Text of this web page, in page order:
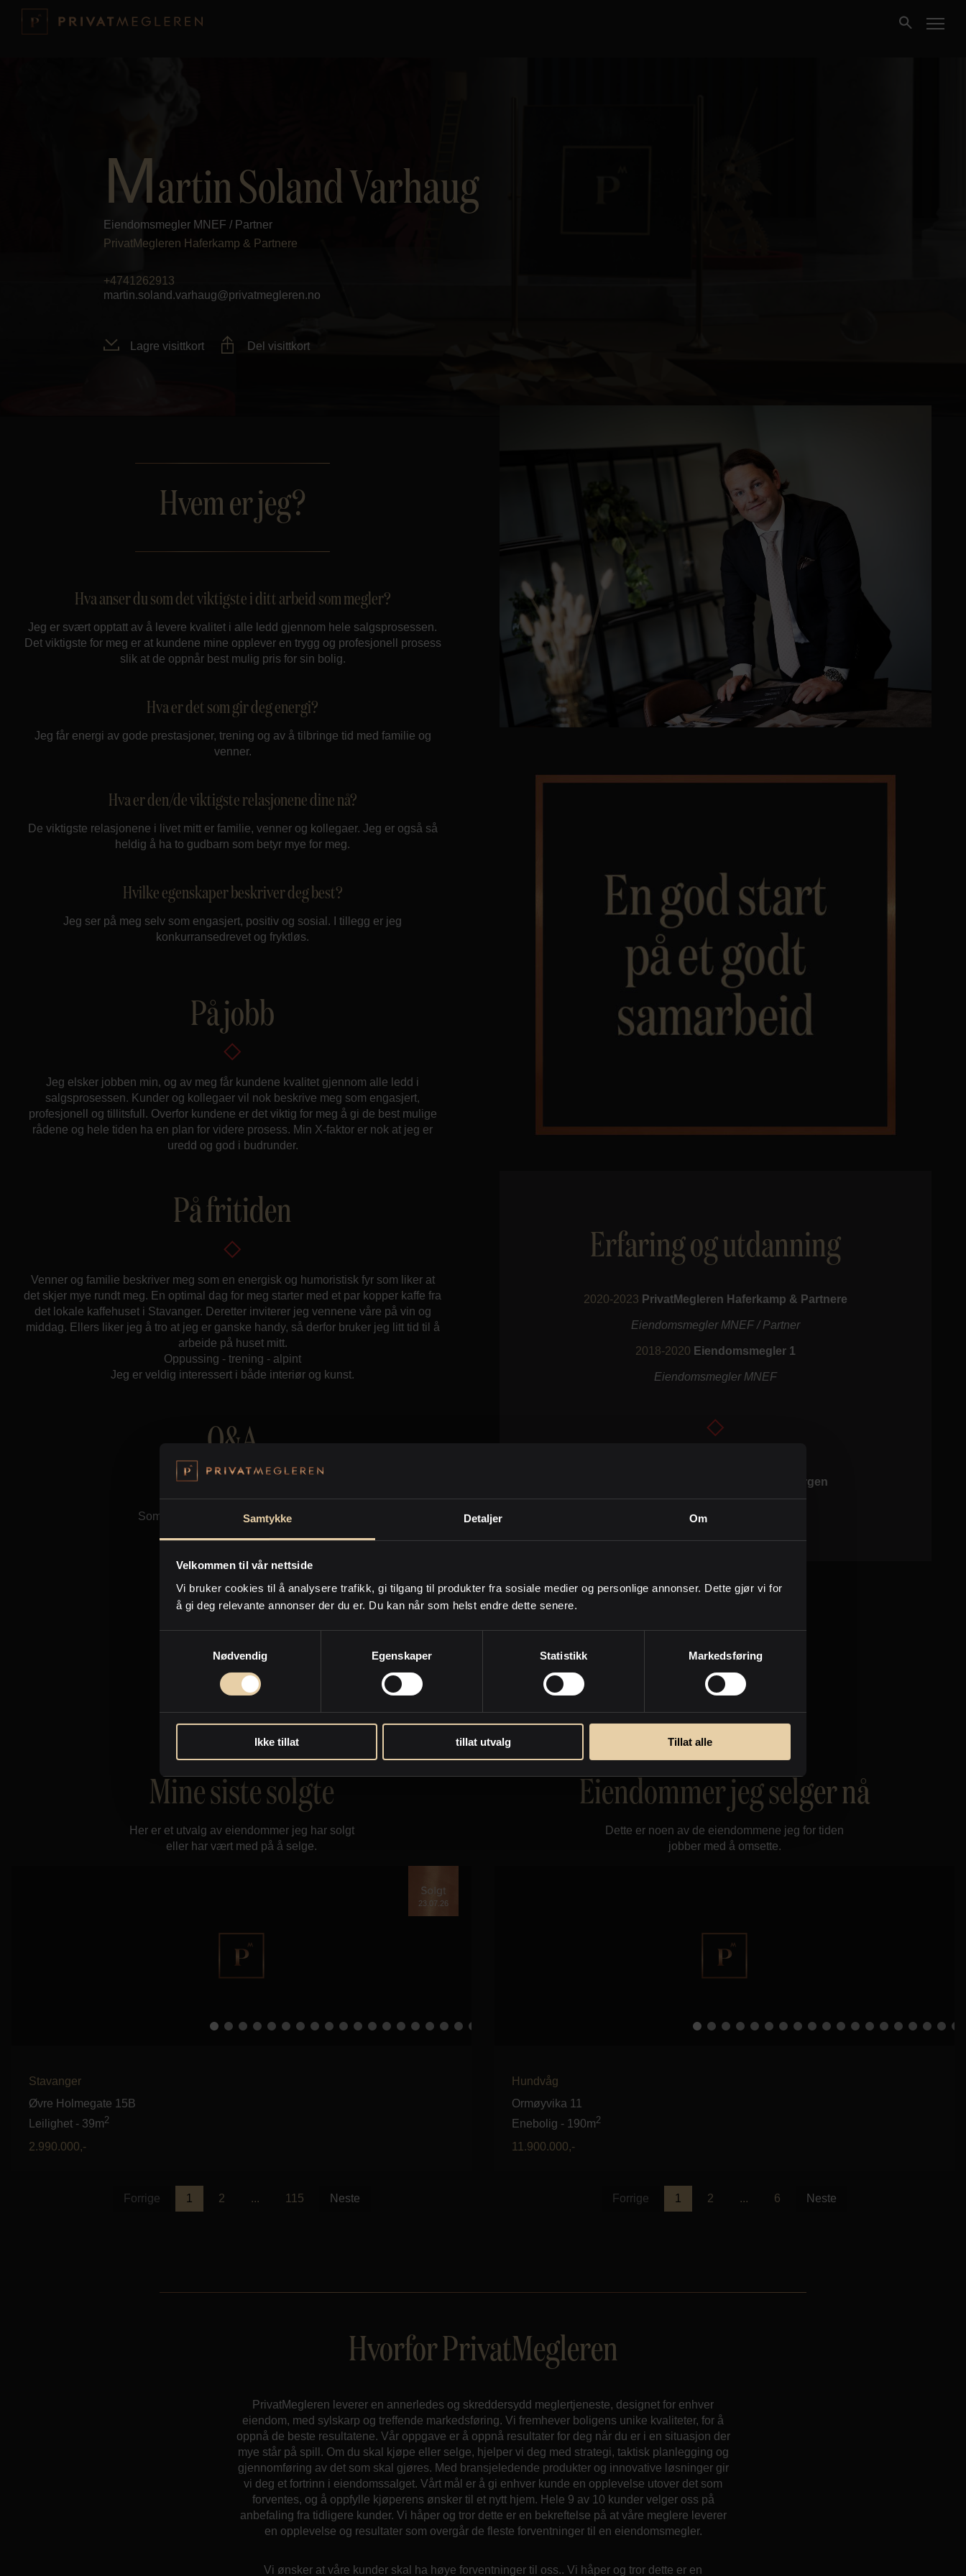
Samtykke Detaljer Om
Velkommen til vår nettside
Vi bruker cookies til å analysere trafikk, gi tilgang til produkter fra sosiale medier og personlige annonser. Dette gjør vi for
å gi deg relevante annonser der du er. Du kan når som helst endre dette senere.
Nødvendig
Egenskaper Statistikk Markedsføring
Ikke tillat tillat utvalg Tillat alle
Kjøpsmegling
Stillinger
Om oss
Personvern
Martin Soland Varhaug
Eiendomsmegler MNEF / Partner
PrivatMegleren Haferkamp & Partnere
+4741262913
martin.soland.varhaug@privatmegleren.no
Lagre visittkort Del visittkort
Erfaring og utdanning
2020-2023 PrivatMegleren Haferkamp & Partnere
Eiendomsmegler MNEF / Partner
2018-2020 Eiendomsmegler 1
Eiendomsmegler MNEF
Handelshøyskolen BI - Bergen
Hvem er jeg?
Hva anser du som det viktigste i ditt arbeid som megler?
Jeg er svært opptatt av å levere kvalitet i alle ledd gjennom hele salgsprosessen.
Det viktigste for meg er at kundene mine opplever en trygg og profesjonell prosess
slik at de oppnår best mulig pris for sin bolig.
Hva er det som gir deg energi?
Jeg får energi av gode prestasjoner, trening og av å tilbringe tid med familie og
venner.
Hva er den/de viktigste relasjonene dine nå?
De viktigste relasjonene i livet mitt er familie, venner og kollegaer. Jeg er også så
heldig å ha to gudbarn som betyr mye for meg.
Hvilke egenskaper beskriver deg best?
Jeg ser på meg selv som engasjert, positiv og sosial. I tillegg er jeg
konkurransedrevet og fryktløs.
På jobb
Jeg elsker jobben min, og av meg får kundene kvalitet gjennom alle ledd i
salgsprosessen. Kunder og kollegaer vil nok beskrive meg som engasjert,
profesjonell og tillitsfull. Overfor kundene er det viktig for meg å gi de best mulige
rådene og hele tiden ha en plan for videre prosess. Min X-faktor er nok at jeg er
uredd og god i budrunder.
På fritiden
Venner og familie beskriver meg som en energisk og humoristisk fyr som liker at
det skjer mye rundt meg. En optimal dag for meg starter med et par kopper kaffe fra
det lokale kaffehuset i Stavanger. Deretter inviterer jeg vennene våre på vin og
middag. Ellers liker jeg å tro at jeg er ganske handy, så derfor bruker jeg litt tid til å
arbeide på huset mitt.
Oppussing - trening - alpint
Jeg er veldig interessert i både interiør og kunst.
Q&A
Vinter eller sommer?
Som tidligere alpinist må jeg si vinter.
Thriller.
Pop eller rock?
Mine siste solgte
Her er et utvalg av eiendommer jeg har solgt
eller har vært med på å selge.
23.07.26
Stavanger
Øvre Holmegate 15B
Leilighet - 39m2
2.990.000,-
Forrige 1 2 ... 115 Neste
Eiendommer jeg selger nå
Dette er noen av de eiendommene jeg for tiden
jobber med å omsette.
Hundvåg
Ormøyvika 11
Enebolig - 190m2
11.900.000,-
Forrige 1 2 ... 6 Neste
Hvorfor PrivatMegleren
PrivatMegleren leverer en annerledes og skreddersydd meglertjeneste, designet for enhver
eiendom, med sylskarp og treffende markedsføring. Vi fremhever boligens unike kvaliteter, for å
oppnå de beste resultatene. Vår oppgave er å oppnå resultater for deg når du er i en situasjon der
mye står på spill. Om du skal kjøpe eller selge, hjelper vi deg med strategi, taktisk planlegging og
gjennomføring av det som skal gjøres. Med bransjeledende produkter og innovative løsninger gir
vi deg et fortrinn i eiendomssalget. Vårt mål er å gi enhver kunde en opplevelse utover det som
forventes, og å oppfylle kjøperens ønsker til et nytt hjem. Hele 9 av 10 kunder velger oss på
anbefaling fra tidligere kunder. Vi håper og tror dette er en bekreftelse på at våre meglere leverer
en opplevelse og resultater som overgår de fleste forventninger til en eiendomsmegler.
Vi ønsker at våre kunder skal ha høye forventninger til oss.. Vi håper og tror dette er en